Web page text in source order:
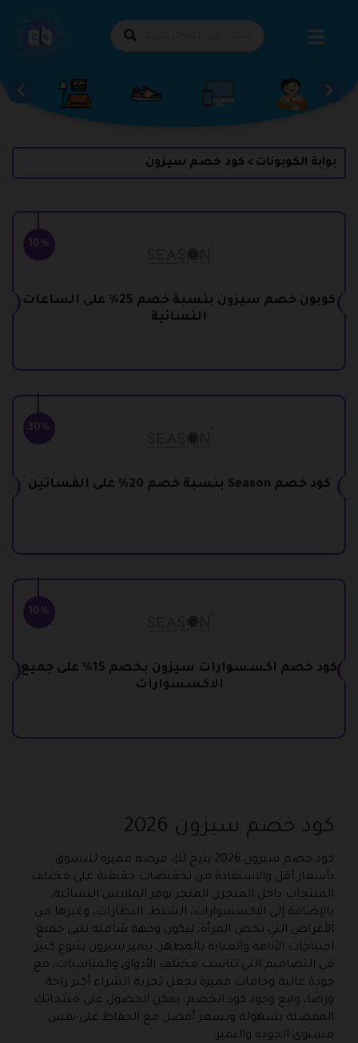
بوابة الكوبونات > كود خصم سيزون
10%
كوبون خصم سيزون بنسبة خصم 25% على الساعات
النسائية
30%
كود خصم Season بنسبة خصم 20% على الفساتين
10%
كود خصم اكسسوارات سيزون بخصم 15% على جميع
الاكسسوارات
كود خصم سيزون 2026
كود خصم سيزون 2026 يتيح لكِ فرصة مميزة للتسوق
بأسعار أقل والاستفادة من تخفيضات حقيقية على مختلف
المنتجات داخل المتجرن المتجر يوفر الملابس النسائية،
بالإضافة إلى الاكسسوارات، الشنط، النظارات، وغيرها من
الأغراض التي تخص المرأة، ليكون وجهة شاملة تلبي جميع
احتياجات الأناقة والعناية بالمظهر، يتميز سيزون بتنوع كبير
في التصاميم التي تناسب مختلف الأذواق والمناسبات، مع
جودة عالية وخامات مميزة تجعل تجربة الشراء أكثر راحة
ورضا، ومع وجود كود الخصم، يمكن الحصول على منتجاتك
المفضلة بسهولة وبسعر أفضل مع الحفاظ على نفس
مستوى الجودة والتميز.